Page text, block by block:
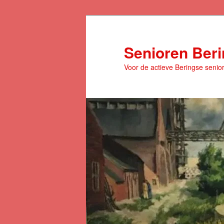
Senioren
Voor de actieve Beringse